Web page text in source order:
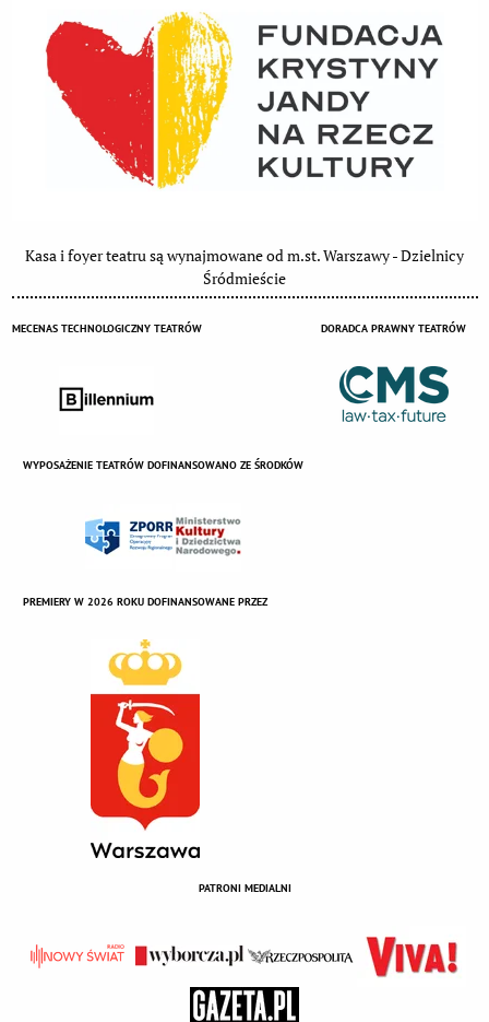
Kasa i foyer teatru są wynajmowane od m.st. Warszawy - Dzielnicy
Śródmieście
MECENAS TECHNOLOGICZNY TEATRÓW DORADCA PRAWNY TEATRÓW
WYPOSAŻENIE TEATRÓW DOFINANSOWANO ZE ŚRODKÓW
PREMIERY W 2026 ROKU DOFINANSOWANE PRZEZ
PATRONI MEDIALNI